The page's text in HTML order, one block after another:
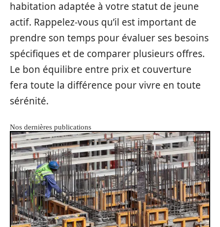
habitation adaptée à votre statut de jeune
actif. Rappelez-vous qu’il est important de
prendre son temps pour évaluer ses besoins
spécifiques et de comparer plusieurs offres.
Le bon équilibre entre prix et couverture
fera toute la différence pour vivre en toute
sérénité.
Nos dernières publications